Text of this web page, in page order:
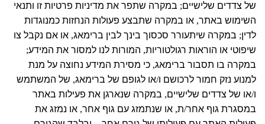
של צדדים שלישיים; במקרה שתפר את מדיניות פרטיות זו ותנאי
השימוש באתר, או במקרה שתבצע פעולות הנחזות כמנוגדות
לדין; במקרה שיתעורר סכסוך בינך לבין ברימאג, או אם נקבל צו
שיפוטי או הוראות רגולטוריות, המורות לנו למסור את המידע;
במקרה בו תסבור ברימאג, כי מסירת המידע נחוצה על מנת
למנוע נזק חמור לרכושם ו/או לגופם של ברימאג, של המשתמש
ו/או של צדדים שלישיים, במקרה שנארגן את פעילות באתר
במסגרת גוף אחר/ת, או שנתמזג עם גוף אחר, או נמזג את